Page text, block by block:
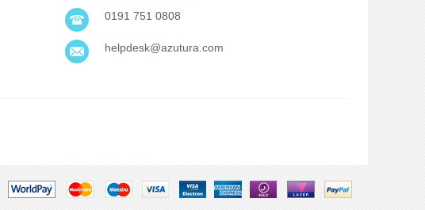
0191 751 0808
helpdesk@azutura.com